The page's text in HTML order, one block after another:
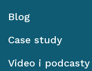
Blog
Case study
Video i podcasty